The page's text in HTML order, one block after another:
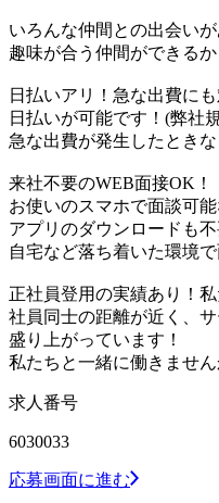
いろんな仲間との出会いが
趣味が合う仲間ができる
日払いアリ！急な出費に
日払いが可能です！(弊社
急な出費が発生したとき
来社不要のWEB面接OK！
お使いのスマホで面談可
アプリのダウンロードも
自宅など落ち着いた環境
正社員登用の実績あり！
社員同士の距離が近く、
盛り上がっています！
私たちと一緒に働きませ
求人番号
6030033
応募画面に進む